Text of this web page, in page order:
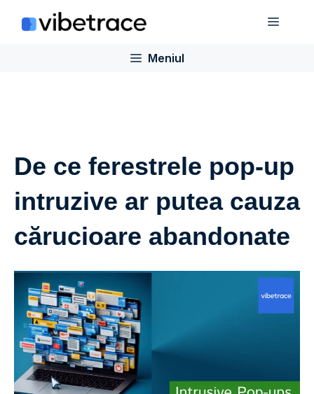
Meniul
De ce ferestrele pop-up
intruzive ar putea cauza
cărucioare abandonate